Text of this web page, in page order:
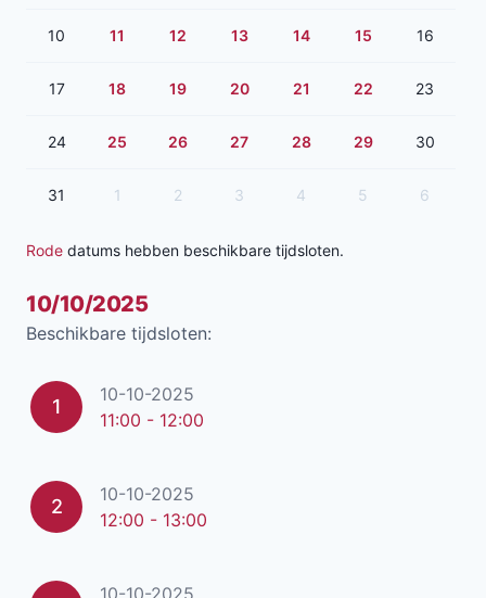
10 11 12 13 14 15 16
17 18 19 20 21 22 23
24 25 26 27 28 29 30
31 1 2 3 4 5 6
Rode datums hebben beschikbare tijdsloten.
10/10/2025
Beschikbare tijdsloten:
1
10-10-2025
11:00 - 12:00
2
10-10-2025
12:00 - 13:00
10-10-2025